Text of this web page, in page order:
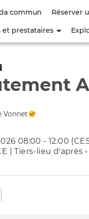
commun Réserver
et prestataires
Vonnet
08:00 - 12:00
| Tiers-lieu d'après